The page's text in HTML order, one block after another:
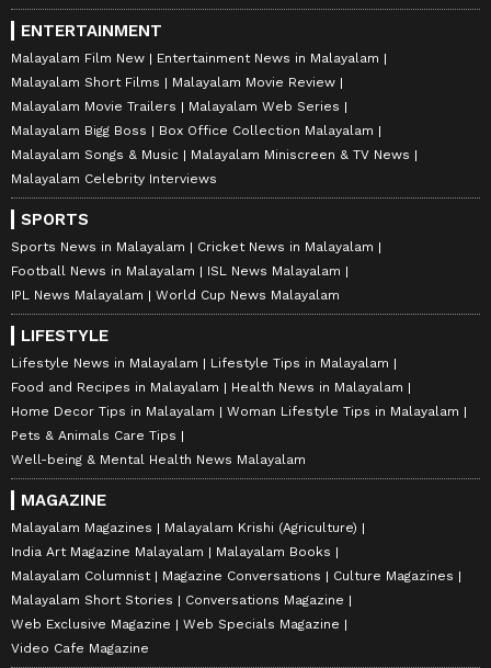
ENTERTAINMENT
Malayalam Film New
Entertainment News in Malayalam
Malayalam Short Films
Malayalam Movie Review
Malayalam Movie Trailers
Malayalam Web Series
Malayalam Bigg Boss
Box Office Collection Malayalam
Malayalam Songs & Music
Malayalam Miniscreen & TV News
Malayalam Celebrity Interviews
SPORTS
Sports News in Malayalam
Cricket News in Malayalam
Football News in Malayalam
ISL News Malayalam
IPL News Malayalam
World Cup News Malayalam
LIFESTYLE
Lifestyle News in Malayalam
Lifestyle Tips in Malayalam
Food and Recipes in Malayalam
Health News in Malayalam
Home Decor Tips in Malayalam
Woman Lifestyle Tips in Malayalam
Pets & Animals Care Tips
Well-being & Mental Health News Malayalam
MAGAZINE
Malayalam Magazines
Malayalam Krishi (Agriculture)
India Art Magazine Malayalam
Malayalam Books
Malayalam Columnist
Magazine Conversations
Culture Magazines
Malayalam Short Stories
Conversations Magazine
Web Exclusive Magazine
Web Specials Magazine
Video Cafe Magazine